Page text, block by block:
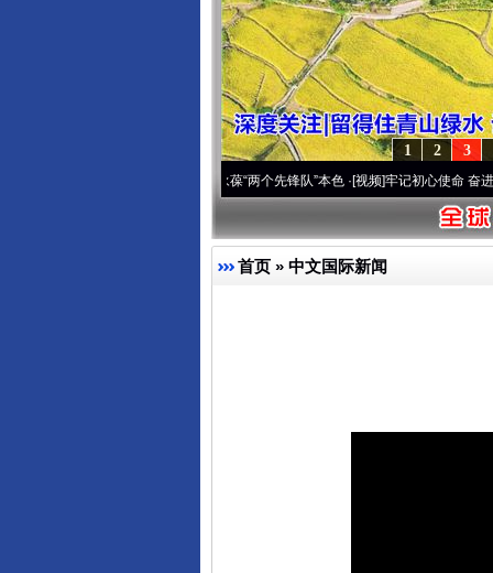
3
2
1
永葆“两个先锋队”本色·[视频]牢记初心使命 奋进复兴征程
首页 » 中文国际新闻